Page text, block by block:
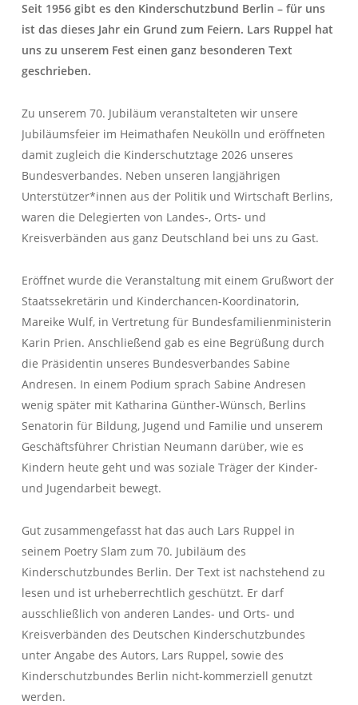
Seit 1956 gibt es den Kinderschutzbund Berlin – für uns
ist das dieses Jahr ein Grund zum Feiern. Lars Ruppel hat
uns zu unserem Fest einen ganz besonderen Text
geschrieben.
Zu unserem 70. Jubiläum veranstalteten wir unsere
Jubiläumsfeier im Heimathafen Neukölln und eröffneten
damit zugleich die Kinderschutztage 2026 unseres
Bundesverbandes. Neben unseren langjährigen
Unterstützer*innen aus der Politik und Wirtschaft Berlins,
waren die Delegierten von Landes-, Orts- und
Kreisverbänden aus ganz Deutschland bei uns zu Gast.
Eröffnet wurde die Veranstaltung mit einem Grußwort der
Staatssekretärin und Kinderchancen-Koordinatorin,
Mareike Wulf, in Vertretung für Bundesfamilienministerin
Karin Prien. Anschließend gab es eine Begrüßung durch
die Präsidentin unseres Bundesverbandes Sabine
Andresen. In einem Podium sprach Sabine Andresen
wenig später mit Katharina Günther-Wünsch, Berlins
Senatorin für Bildung, Jugend und Familie und unserem
Geschäftsführer Christian Neumann darüber, wie es
Kindern heute geht und was soziale Träger der Kinder-
und Jugendarbeit bewegt.
Gut zusammengefasst hat das auch Lars Ruppel in
seinem Poetry Slam zum 70. Jubiläum des
Kinderschutzbundes Berlin. Der Text ist nachstehend zu
lesen und ist urheberrechtlich geschützt. Er darf
ausschließlich von anderen Landes- und Orts- und
Kreisverbänden des Deutschen Kinderschutzbundes
unter Angabe des Autors, Lars Ruppel, sowie des
Kinderschutzbundes Berlin nicht-kommerziell genutzt
werden.